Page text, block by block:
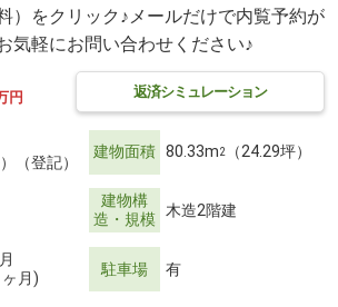
）をクリック♪メールだけで内覧予約が
気軽にお問い合わせください♪
返済シミュレーション
円
（登記）
建物面積 80.33m2 （24.29坪）
建物構
造・規模 木造2階建
月)
駐車場 有